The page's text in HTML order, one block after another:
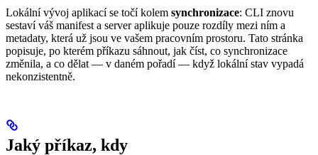
Lokální vývoj aplikací se točí kolem synchronizace: CLI znovu
sestaví váš manifest a server aplikuje pouze rozdíly mezi ním a
metadaty, která už jsou ve vašem pracovním prostoru. Tato stránka
popisuje, po kterém příkazu sáhnout, jak číst, co synchronizace
změnila, a co dělat — v daném pořadí — když lokální stav vypadá
nekonzistentně.
Jaký příkaz, kdy